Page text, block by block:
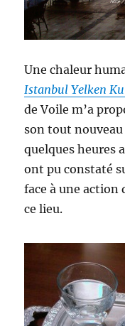
Une chaleur
Istanbul Yelken
de Voile m’a
son tout
quelques heures
ont pu constaté
face à une action
ce lieu.